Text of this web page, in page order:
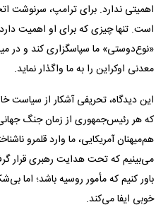
اهمیتی ندارد. برای ترامپ، سرنوشت
است. تنها چیزی که برای او اهمیت
«نوع‌دوستی» ما سپاسگزاری کند و در
معدنی اوکراین را به ما واگذار نماید.
این دیدگاه، تحریفی آشکار از سیاست
که هر رئیس‌جمهوری از زمان جنگ
هم‌میهنان آمریکایی، ما وارد قلمرو
می‌بینیم که تحت هدایت رهبری
باور کنیم که مأمور روسیه باشد؛ اما
خوبی ایفا می‌کند.